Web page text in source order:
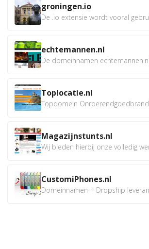
groningen.io
echtemannen.nl
Toplocatie.nl
Magazijnstunts.nl
CustomiPhones.nl